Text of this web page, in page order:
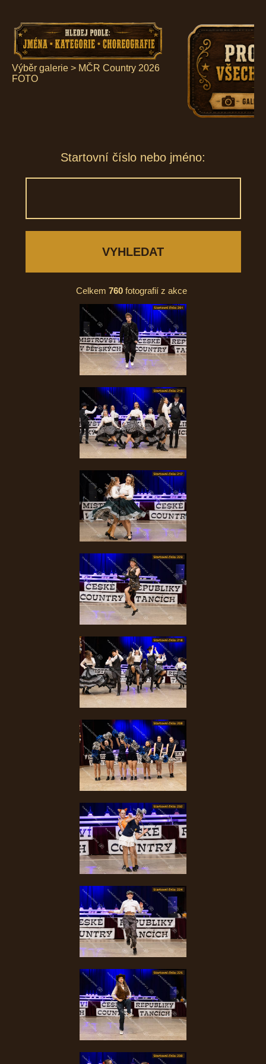
Výběr galerie > MČR Country 2026
FOTO
Startovní číslo nebo jméno:
Celkem 760 fotografií z akce